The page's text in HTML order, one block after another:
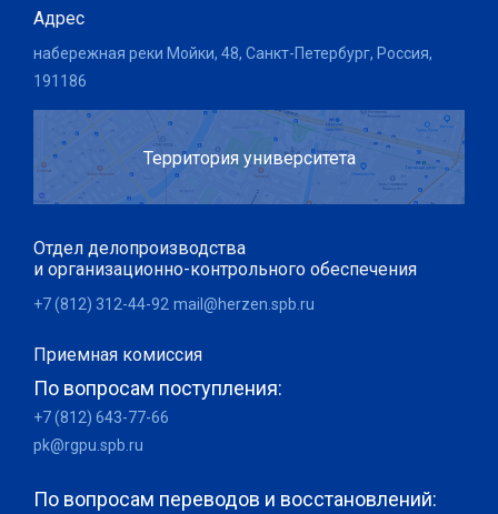
Адрес
набережная реки Мойки, 48, Санкт-Петербург, Россия,
191186
Территория университета
Отдел делопроизводства
и организационно-контрольного обеспечения
+7 (812) 312-44-92 mail@herzen.spb.ru
Приемная комиссия
По вопросам поступления:
+7 (812) 643-77-66
pk@rgpu.spb.ru
По вопросам переводов и восстановлений: